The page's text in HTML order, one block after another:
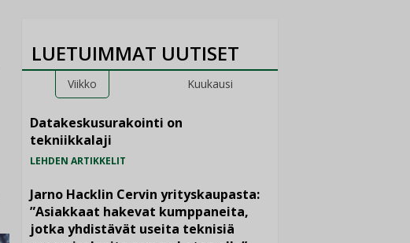
LUETUIMMAT UUTISET
Viikko Kuukausi
Datakeskusurakointi on
tekniikkalaji
LEHDEN ARTIKKELIT
Jarno Hacklin Cervin yrityskaupasta:
”Asiakkaat hakevat kumppaneita,
jotka yhdistävät useita teknisiä